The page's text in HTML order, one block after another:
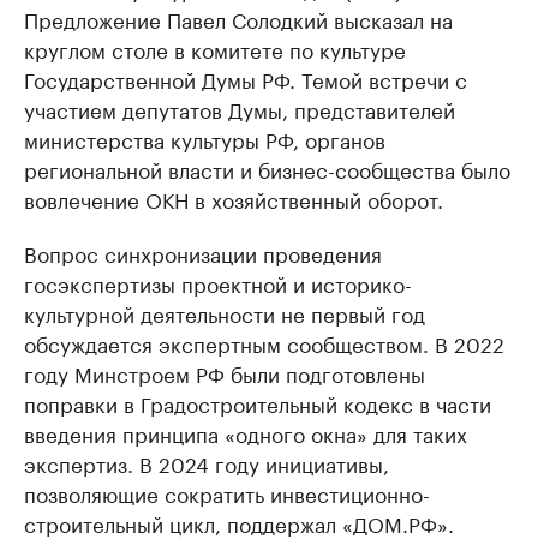
Предложение Павел Солодкий высказал на
круглом столе в комитете по культуре
Государственной Думы РФ. Темой встречи с
участием депутатов Думы, представителей
министерства культуры РФ, органов
региональной власти и бизнес-сообщества было
вовлечение ОКН в хозяйственный оборот.
Вопрос синхронизации проведения
госэкспертизы проектной и историко-
культурной деятельности не первый год
обсуждается экспертным сообществом. В 2022
году Минстроем РФ были подготовлены
поправки в Градостроительный кодекс в части
введения принципа «одного окна» для таких
экспертиз. В 2024 году инициативы,
позволяющие сократить инвестиционно-
строительный цикл, поддержал «ДОМ.РФ».